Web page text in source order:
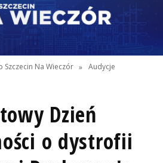
Szczecin Na Wieczór » Audycje
Dzień
o dystrofii